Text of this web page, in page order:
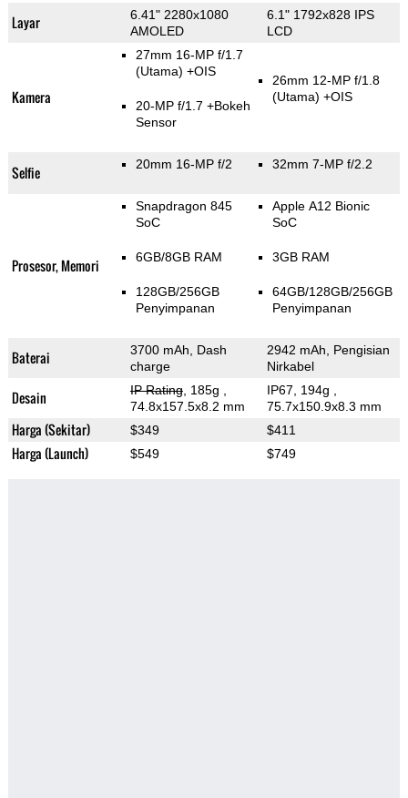
Layar
6.41" 2280x1080
AMOLED
6.1" 1792x828 IPS
LCD
Kamera
27mm 16-MP f/1.7
(Utama) +OIS
20-MP f/1.7 +Bokeh
Sensor
26mm 12-MP f/1.8
(Utama) +OIS
Selfie 20mm 16-MP f/2 32mm 7-MP f/2.2
Prosesor, Memori
Snapdragon 845
SoC
6GB/8GB RAM
128GB/256GB
Penyimpanan
Apple A12 Bionic
SoC
3GB RAM
64GB/128GB/256GB
Penyimpanan
Baterai
3700 mAh, Dash
charge
2942 mAh, Pengisian
Nirkabel
Desain IP Rating, 185g
74.8x157.5x8.2 mm
IP67, 194g
75.7x150.9x8.3 mm
Harga (Sekitar) $349 $411
Harga (Launch) $549 $749